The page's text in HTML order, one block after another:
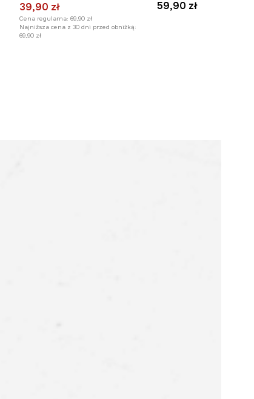
39,90 zł
Cena regularna: 69,90 zł
Najniższa cena z 30 dni przed obniżką:
69,90 zł
59,90 zł